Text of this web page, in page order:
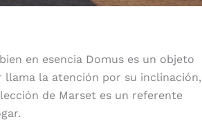
en esencia Domus es un objeto
la atención por su inclinación,
de Marset es un referente